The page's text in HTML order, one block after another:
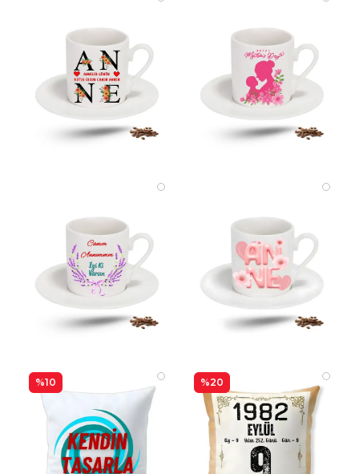
%10 %20